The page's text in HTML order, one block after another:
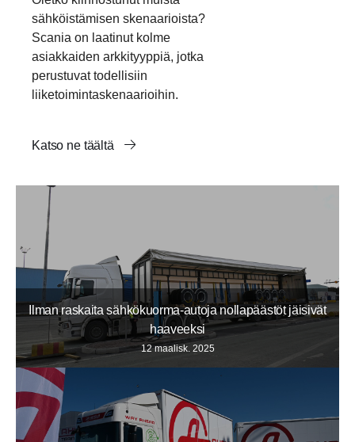
sähköistämisen skenaarioista?
Scania on laatinut kolme
asiakkaiden arkkityyppiä, jotka
perustuvat todellisiin
liiketoimintaskenaarioihin.
Katso ne täältä
Ilman raskaita sähkökuorma-autoja nollapäästöt jäisivät
haaveeksi
12 maalisk. 2025